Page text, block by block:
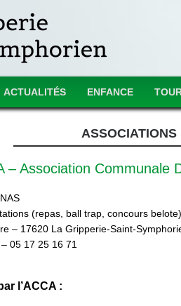
ACTUALITÉS ENFANCE
ASSOCIATIONS
– Association Communale
(repas, ball trap, concours belote).
– 17620 La Gripperie-Saint-
05 17 25 16 71
l’ACCA :